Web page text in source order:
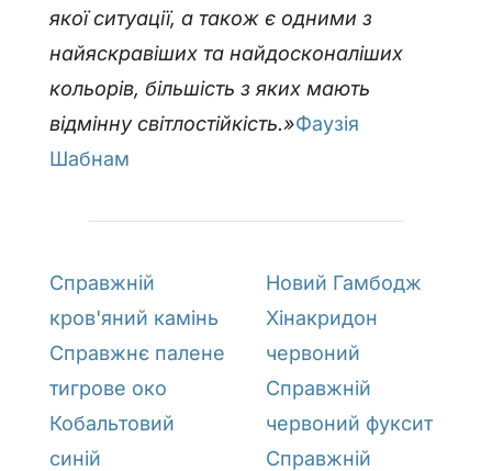
якої ситуації, а також є одними з
найяскравіших та найдосконаліших
кольорів, більшість з яких мають
відмінну світлостійкість.»Фаузія
Шабнам
Справжній
кров'яний камінь
Справжнє палене
тигрове око
Кобальтовий
синій
Новий Гамбодж
Хінакридон
червоний
Справжній
червоний фуксит
Справжній